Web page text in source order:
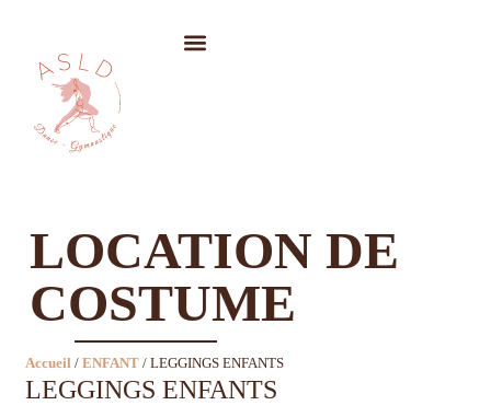
LOCATION DE
COSTUME
Accueil / ENFANT / LEGGINGS ENFANTS
LEGGINGS ENFANTS